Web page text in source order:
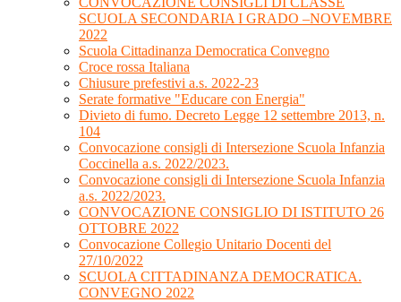
SCUOLA SECONDARIA I GRADO –NOVEMBRE
2022
Scuola Cittadinanza Democratica Convegno
Croce rossa Italiana
Chiusure prefestivi a.s. 2022-23
Serate formative "Educare con Energia"
Divieto di fumo. Decreto Legge 12 settembre 2013, n.
104
Convocazione consigli di Intersezione Scuola Infanzia
Coccinella a.s. 2022/2023.
Convocazione consigli di Intersezione Scuola Infanzia
a.s. 2022/2023.
CONVOCAZIONE CONSIGLIO DI ISTITUTO 26
OTTOBRE 2022
Convocazione Collegio Unitario Docenti del
27/10/2022
SCUOLA CITTADINANZA DEMOCRATICA.
CONVEGNO 2022